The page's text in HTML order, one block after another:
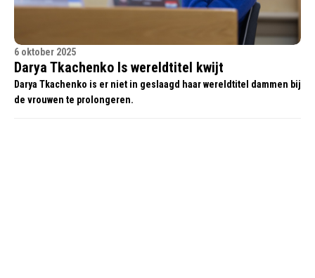
6 oktober 2025
Darya Tkachenko Is wereldtitel kwijt
Darya Tkachenko is er niet in geslaagd haar wereldtitel dammen bij
de vrouwen te prolongeren.